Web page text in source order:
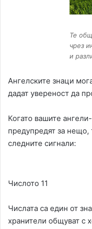
Те
чрез
и
Ангелските знаци
дадат увереност да
Когато вашите
предупредят за нещо,
следните сигнали:
Числото 11
Числата са един от
хранители общуват с